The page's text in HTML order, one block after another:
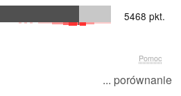
5468 pkt.
Pomoc
... porównanie